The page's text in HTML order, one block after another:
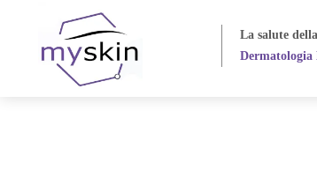
La salute
Dermatologia